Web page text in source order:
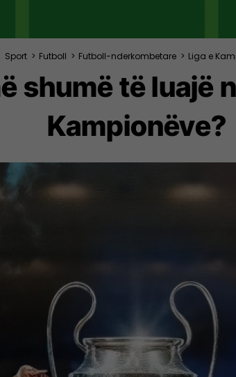
Sport > Futboll > Futboll-nderkombetare > Liga e
shumë të luajë
Kampionëve?